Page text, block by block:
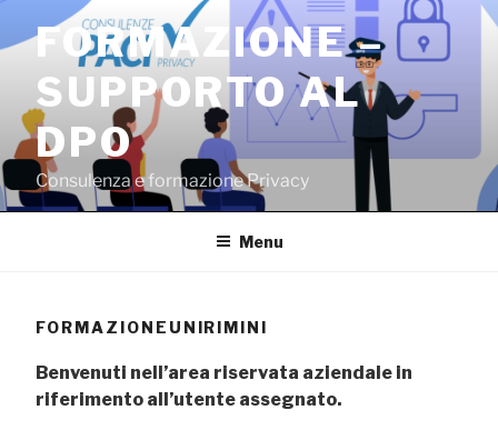
contenuto
FORMAZIONE –
SUPPORTO AL
DPO
Consulenza e formazione Privacy
Menu
FORMAZIONEUNIRIMINI
Benvenuti nell’area riservata aziendale in
riferimento all’utente assegnato.